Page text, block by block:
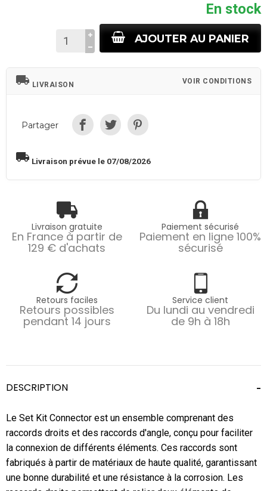
En stock
AJOUTER AU PANIER
local_shipping LIVRAISON VOIR CONDITIONS
Partager
local_shipping Livraison prévue le 07/08/2026
Livraison gratuite
En France à partir de
129 € d'achats
Paiement sécurisé
Paiement en ligne 100%
sécurisé
Retours faciles
Retours possibles
pendant 14 jours
Service client
Du lundi au vendredi
de 9h à 18h
DESCRIPTION
Le Set Kit Connector est un ensemble comprenant des
raccords droits et des raccords d'angle, conçu pour faciliter
la connexion de différents éléments. Ces raccords sont
fabriqués à partir de matériaux de haute qualité, garantissant
une bonne durabilité et une résistance à la corrosion. Les